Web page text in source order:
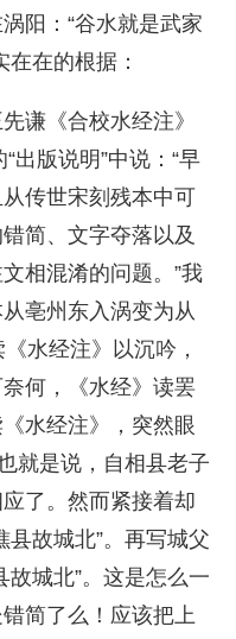
阳：“谷水就是武家
在的根据：
谦《合校水经注》
出版说明”中说：“早
传世宋刻残本中可
简、文字夺落以及
相混淆的问题。”我
亳州东入涡变为从
水经注》以沉吟，
何，《水经》读罢
水经注》，突然眼
就是说，自相县老子
了。然而紧接着却
县故城北”。再写城父
故城北”。这是怎么一
简了么！应该把上